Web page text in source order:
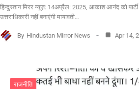
हिन्दुस्तान मिरर न्यूज़: 14अप्रैल: 2025, आकाश आनंद को पार्टी
उत्तराधिकारी नहीं बनाएंगी मायावती…
By Hindustan Mirror News Apr 14,
राजनीति